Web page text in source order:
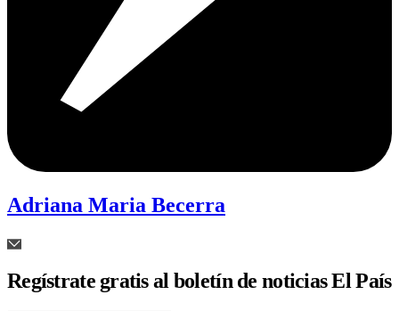
Adriana Maria Becerra
Regístrate gratis al boletín de noticias El País